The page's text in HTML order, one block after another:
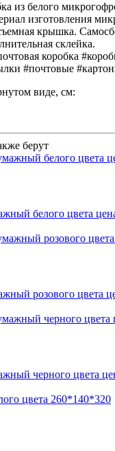
из белого
изготовления
крышка.
склейка.
коробка
#почтовые
виде, см:
берут
белого цвета
розового цвета
черного цвета